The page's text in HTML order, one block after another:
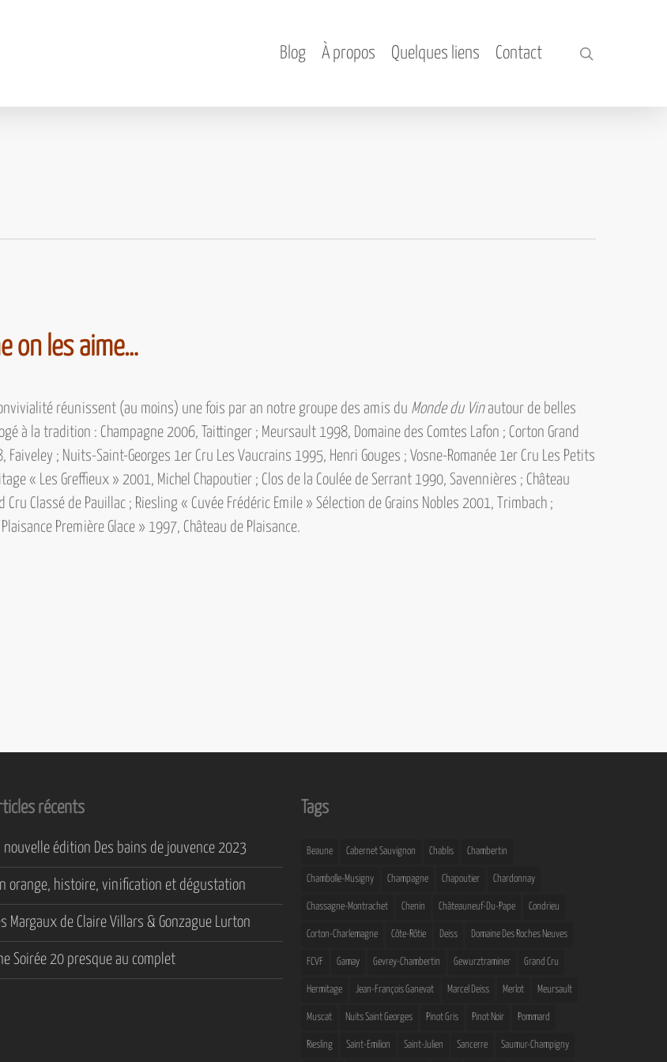
Blog À propos Quelques liens Contact
on les aime…
réunissent (au moins) une fois par an notre groupe des amis du Monde du Vinautour de belles
à la tradition : Champagne 2006, Taittinger ; Meursault 1998, Domaine des Comtes Lafon ; Corton Grand
Faiveley ; Nuits-Saint-Georges 1er Cru Les Vaucrains 1995, Henri Gouges ; Vosne-Romanée 1er Cru Les Petits
« Les Greffieux » 2001, Michel Chapoutier ; Clos de la Coulée de Serrant 1990, Savennières ; Château
Classé de Pauillac ; Riesling « Cuvée Frédéric Emile » Sélection de Grains Nobles 2001, Trimbach ;
Première Glace » 1997, Château de Plaisance.
récents
nouvelle édition Des bains de jouvence 2023
orange, histoire, vinification et dégustation
Margaux de Claire Villars & Gonzague Lurton
Soirée 20 presque au complet
Tags
Beaune Cabernet Sauvignon Chablis Chambertin
Chambolle-Musigny Champagne Chapoutier Chardonnay
Chassagne-Montrachet Chenin Châteauneuf-Du-Pape Condrieu
Corton-Charlemagne Côte-Rôtie Deiss Domaine Des Roches Neuves
FCVF Gamay Gevrey-Chambertin Gewurztraminer Grand Cru
Hermitage Jean-François Ganevat Marcel Deiss Merlot Meursault
Muscat Nuits Saint Georges Pinot Gris Pinot Noir Pommard
Riesling Saint-Emilion Saint-Julien Sancerre Saumur-Champigny